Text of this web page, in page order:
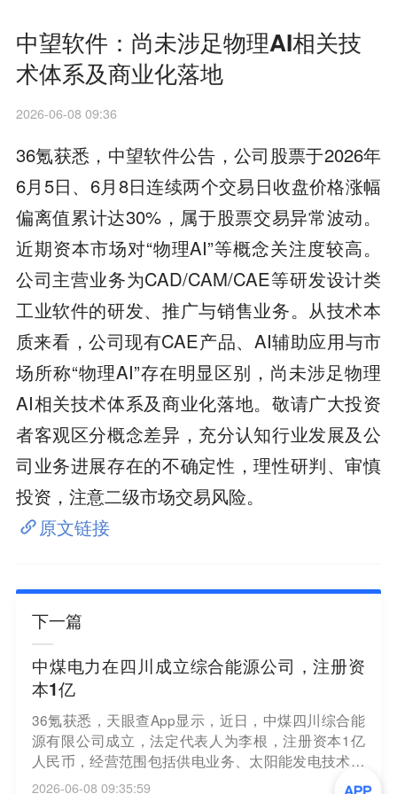
中望软件：尚未涉足物理AI相关技
术体系及商业化落地
2026-06-08 09:36
36氪获悉，中望软件公告，公司股票于2026年
6月5日、6月8日连续两个交易日收盘价格涨幅
偏离值累计达30%，属于股票交易异常波动。
近期资本市场对“物理AI”等概念关注度较高。
公司主营业务为CAD/CAM/CAE等研发设计类
工业软件的研发、推广与销售业务。从技术本
质来看，公司现有CAE产品、AI辅助应用与市
场所称“物理AI”存在明显区别，尚未涉足物理
AI相关技术体系及商业化落地。敬请广大投资
者客观区分概念差异，充分认知行业发展及公
司业务进展存在的不确定性，理性研判、审慎
投资，注意二级市场交易风险。
原文链接
下一篇
中煤电力在四川成立综合能源公司，注册资
本1亿
36氪获悉，天眼查App显示，近日，中煤四川综合能
源有限公司成立，法定代表人为李根，注册资本1亿
人民币，经营范围包括供电业务、太阳能发电技术服
务、风力发电技术服务等，由中煤电力有限公司全资
2026-06-08 09:35:59